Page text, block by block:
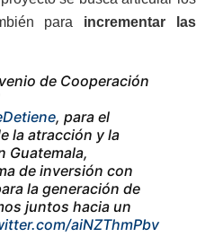
para incrementar las
de Cooperación
, para el
la atracción y la
Guatemala,
de inversión con
la generación de
juntos hacia un
aiNZThmPbv